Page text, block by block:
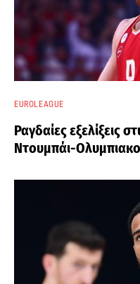
EUROLEAGUE
Ραγδαίες εξελίξεις
Ντουμπάι-